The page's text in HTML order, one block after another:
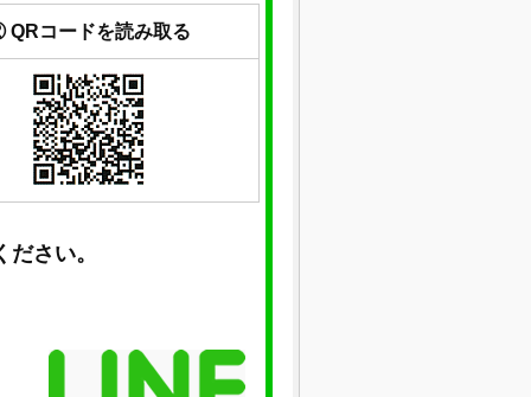
QRコードを読み取る
さい。